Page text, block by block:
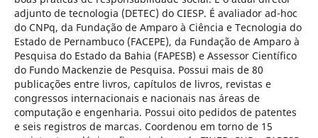
adjunto de tecnologia (DETEC) do CIESP. É avaliador ad-hoc
do CNPq, da Fundação de Amparo à Ciência e Tecnologia do
Estado de Pernambuco (FACEPE), da Fundação de Amparo à
Pesquisa do Estado da Bahia (FAPESB) e Assessor Científico
do Fundo Mackenzie de Pesquisa. Possui mais de 80
publicações entre livros, capítulos de livros, revistas e
congressos internacionais e nacionais nas áreas de
computação e engenharia. Possui oito pedidos de patentes
e seis registros de marcas. Coordenou em torno de 15